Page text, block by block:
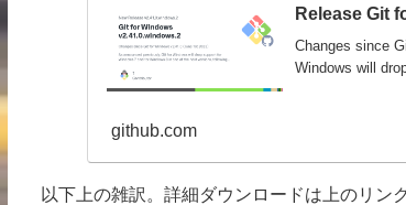
Release Git
Changes since
Windows will
github.com
以下上の雑訳。詳細ダウンロードは上のリン